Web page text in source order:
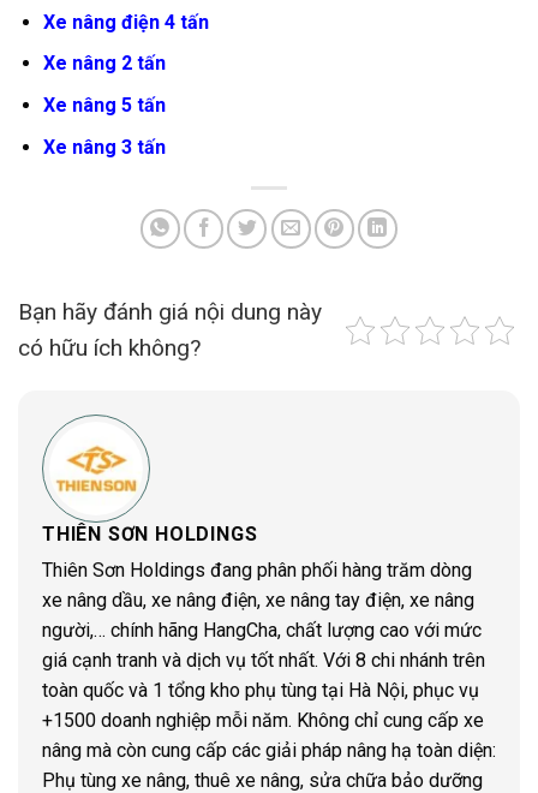
Xe nâng điện 4 tấn
Xe nâng 2 tấn
Xe nâng 5 tấn
Xe nâng 3 tấn
Bạn hãy đánh giá nội dung này
có hữu ích không?
THIÊN SƠN HOLDINGS
Thiên Sơn Holdings đang phân phối hàng trăm dòng
xe nâng dầu, xe nâng điện, xe nâng tay điện, xe nâng
người,… chính hãng HangCha, chất lượng cao với mức
giá cạnh tranh và dịch vụ tốt nhất. Với 8 chi nhánh trên
toàn quốc và 1 tổng kho phụ tùng tại Hà Nội, phục vụ
+1500 doanh nghiệp mỗi năm. Không chỉ cung cấp xe
nâng mà còn cung cấp các giải pháp nâng hạ toàn diện:
Phụ tùng xe nâng, thuê xe nâng, sửa chữa bảo dưỡng